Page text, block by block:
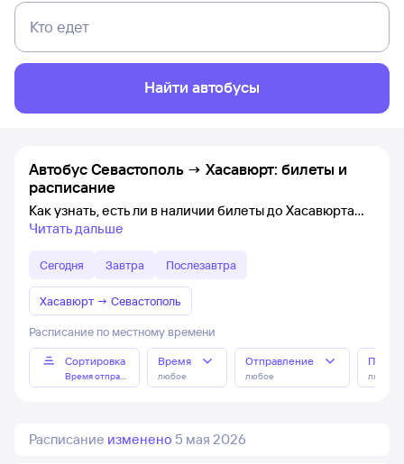
Кто едет
Найти автобусы
Автобус Севастополь → Хасавюрт: билеты и
расписание
Как узнать, есть ли в наличии билеты до Хасавюрта
Читать дальше
Сегодня Завтра Послезавтра
Хасавюрт → Севастополь
Расписание по местному времени
Сортировка
Время отправления
Время
любое
Отправление
любое любое
Расписание изменено 5 мая 2026